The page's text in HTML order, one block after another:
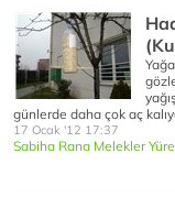
günlerde daha çok aç
17 Ocak '12 17:37
Sabiha Rana Melekler